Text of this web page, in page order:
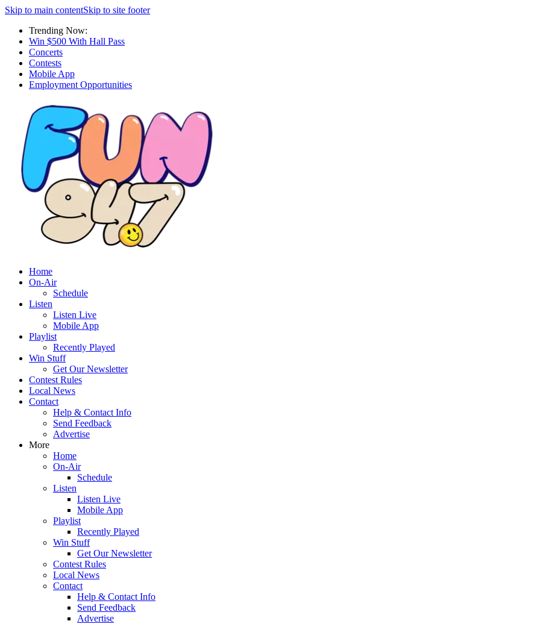
Skip to main contentSkip to site footer
Trending Now:
Win $500 With Hall Pass
Concerts
Contests
Mobile App
Employment Opportunities
Home
On-Air
Schedule
Listen
Listen Live
Mobile App
Playlist
Recently Played
Win Stuff
Get Our Newsletter
Contest Rules
Local News
Contact
Help & Contact Info
Send Feedback
Advertise
More
Home
On-Air
Schedule
Listen
Listen Live
Mobile App
Playlist
Recently Played
Win Stuff
Get Our Newsletter
Contest Rules
Local News
Contact
Help & Contact Info
Send Feedback
Advertise